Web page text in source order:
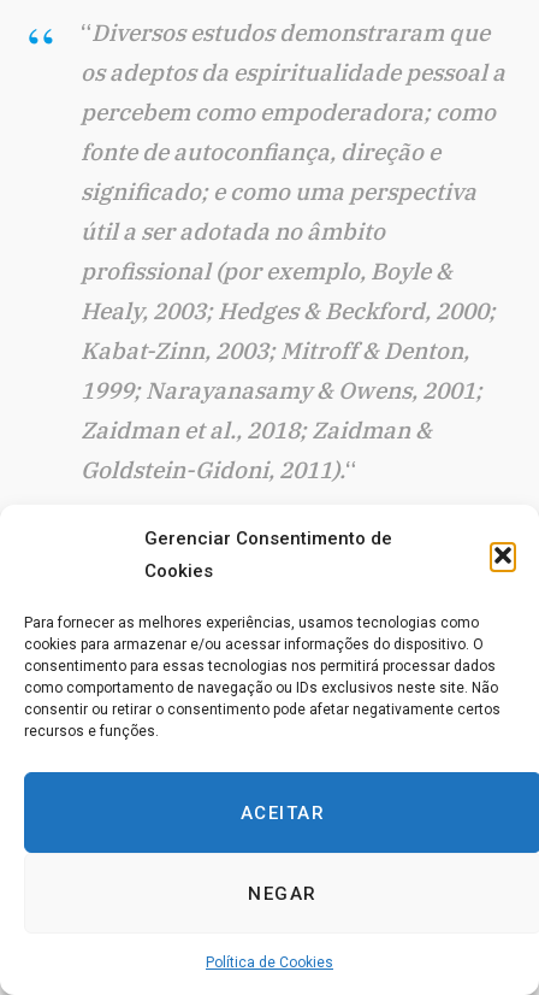
Gerenciar Consentimento de
Cookies
Para fornecer as melhores experiências, usamos tecnologias como
cookies para armazenar e/ou acessar informações do dispositivo. O
consentimento para essas tecnologias nos permitirá processar dados
como comportamento de navegação ou IDs exclusivos neste site. Não
consentir ou retirar o consentimento pode afetar negativamente certos
recursos e funções.
ACEITAR
NEGAR
Política de Cookies
“Diversos estudos demonstraram que
os adeptos da espiritualidade pessoal a
percebem como empoderadora; como
fonte de autoconfiança, direção e
significado; e como uma perspectiva
útil a ser adotada no âmbito
profissional (por exemplo, Boyle &
Healy, 2003; Hedges & Beckford, 2000;
Kabat-Zinn, 2003; Mitroff & Denton,
1999; Narayanasamy & Owens, 2001;
Zaidman et al., 2018; Zaidman &
Goldstein-Gidoni, 2011).“
O que é Espiritualidade Pessoal?
multifacetado, que incorpora ideias, conceitos e
práticas de diversas áreas, incluindo esoterismo,
psicologia, filosofia Oriental, medicina complementar e
Neopaganismo (Hanegraaff, 1998).
diversidade de perspectivas, estudiosos identificaram
várias dimensões centrais e inter-relacionadas da
do eu [ser, self], ou seja, a crença de que se está